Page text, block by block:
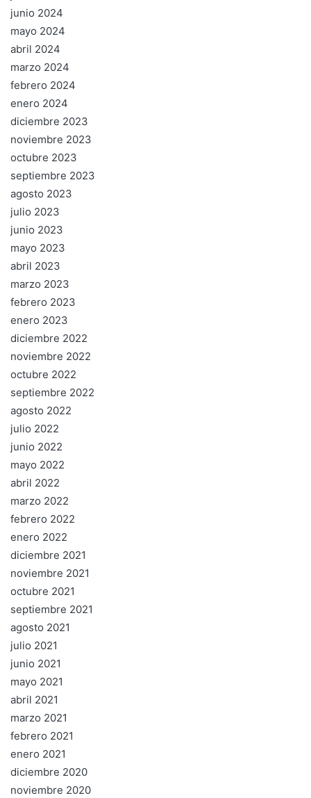
junio 2024
mayo 2024
abril 2024
marzo 2024
febrero 2024
enero 2024
diciembre 2023
noviembre 2023
octubre 2023
septiembre 2023
agosto 2023
julio 2023
junio 2023
mayo 2023
abril 2023
marzo 2023
febrero 2023
enero 2023
diciembre 2022
noviembre 2022
octubre 2022
septiembre 2022
agosto 2022
julio 2022
junio 2022
mayo 2022
abril 2022
marzo 2022
febrero 2022
enero 2022
diciembre 2021
noviembre 2021
octubre 2021
septiembre 2021
agosto 2021
julio 2021
junio 2021
mayo 2021
abril 2021
marzo 2021
febrero 2021
enero 2021
diciembre 2020
noviembre 2020